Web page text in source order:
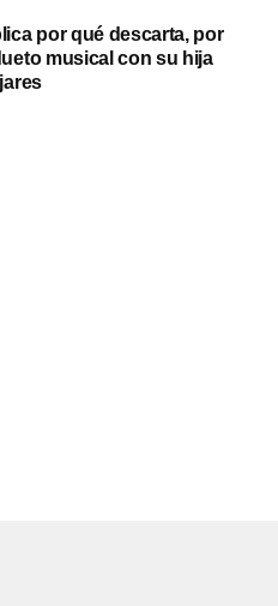
por qué descarta, por
musical con su hija